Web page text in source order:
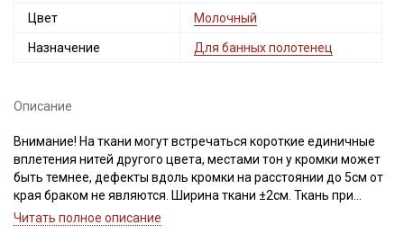
Цвет Молочный
Назначение Для банных полотенец
Описание
Внимание! На ткани могут встречаться короткие единичные
вплетения нитей другого цвета, местами тон у кромки может
быть темнее, дефекты вдоль кромки на расстоянии до 5см от
края браком не являются. Ширина ткани ±2см. Ткань при
продаже режем по рисунку вафли. Просим учитывать это при
Читать полное описание